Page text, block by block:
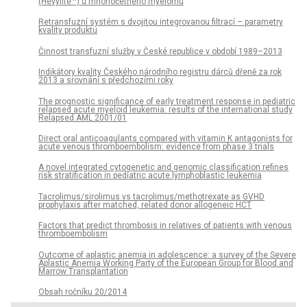
Retransfuzní systém s dvojitou integrovanou filtrací – parametry
kvality produktu
Činnost transfuzní služby v České republice v období 1989–2013
Indikátory kvality Českého národního registru dárců dřeně za rok
2013 a srovnání s předchozími roky
The prognostic significance of early treatment response in pediatric
relapsed acute myeloid leukemia: results of the international study
Relapsed AML 2001/01
Direct oral anticoagulants compared with vitamin K antagonists for
acute venous thromboembolism: evidence from phase 3 trials
A novel integrated cytogenetic and genomic classification refines
risk stratification in pediatric acute lymphoblastic leukemia
Tacrolimus/sirolimus vs tacrolimus/methotrexate as GVHD
prophylaxis after matched, related donor allogeneic HCT
Factors that predict thrombosis in relatives of patients with venous
thromboembolism
Outcome of aplastic anemia in adolescence: a survey of the Severe
Aplastic Anemia Working Party of the European Group for Blood and
Marrow Transplantation
Obsah ročníku 20/2014